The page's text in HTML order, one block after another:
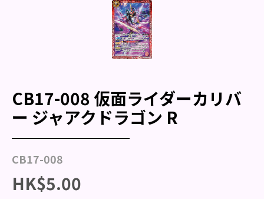
CB17-008 仮面ライダーカリバ
ー ジャアクドラゴン R
CB17-008
HK$5.00